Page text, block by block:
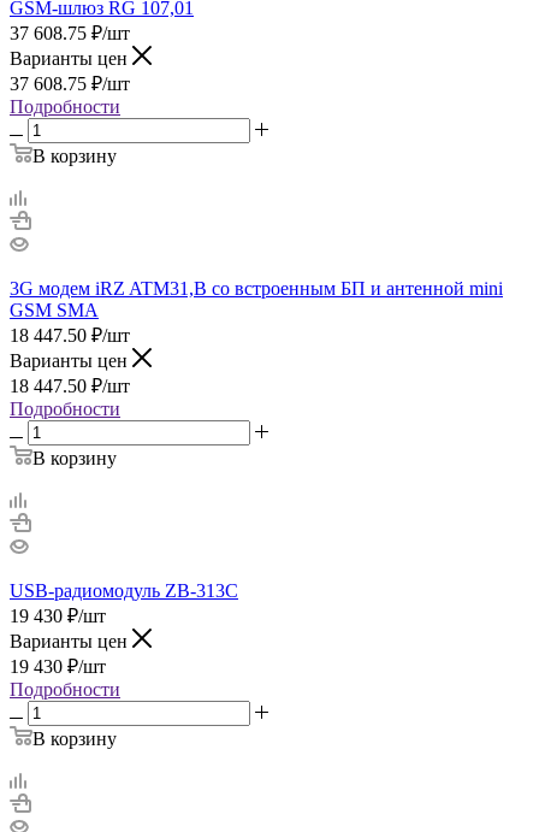
GSM-шлюз RG 107,01
37 608.75 ₽/шт
Варианты цен
37 608.75 ₽/шт
Подробности
В корзину
3G модем iRZ ATM31,B со встроенным БП и антенной mini
GSM SMA
18 447.50 ₽/шт
Варианты цен
18 447.50 ₽/шт
Подробности
В корзину
USB-радиомодуль ZB-313C
19 430 ₽/шт
Варианты цен
19 430 ₽/шт
Подробности
В корзину